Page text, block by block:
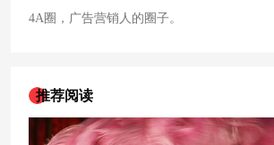
4A圈，广告营销人的圈子。
推荐阅读